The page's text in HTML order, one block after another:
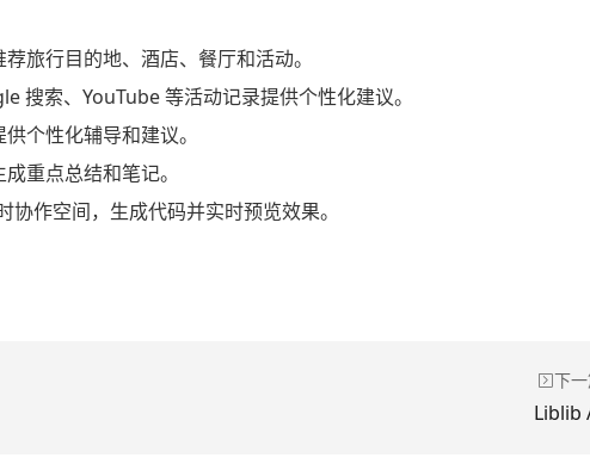
旅行目的地、酒店、餐厅和活动。
搜索、YouTube 等活动记录提供个性化建议。
个性化辅导和建议。
重点总结和笔记。
协作空间，生成代码并实时预览效果。
下
Liblib